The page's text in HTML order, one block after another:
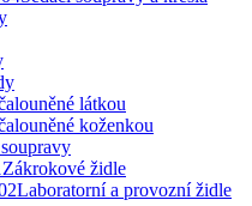
látkou
koženkou
Zákrokové židle
Laboratorní a provozní židle